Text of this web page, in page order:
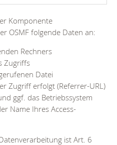
Komponente
OSMF folgende Daten an:
Rechners
Zugriffs
Datei
Zugriff erfolgt (Referrer-URL)
ggf. das Betriebssystem
Name Ihres Access-
ist Art. 6